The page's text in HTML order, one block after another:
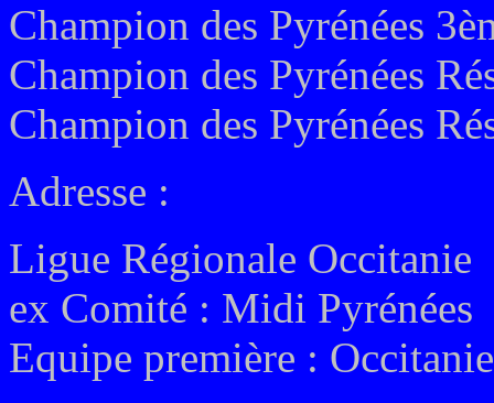
Champion des Pyrénées
Champion des Pyrénées
Champion des Pyrénées
Adresse :
Ligue Régionale Occitanie
ex Comité : Midi Pyrénées
Equipe première :